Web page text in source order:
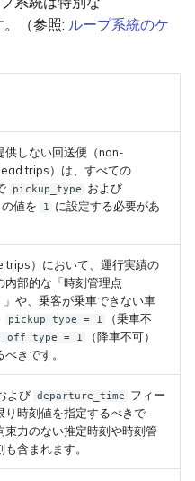
（参照: ループ系統のケ
供しない回送便（non-
trips）は、すべての
pickup_type および
の値を 1
に設定する必要があ
trips）において、運行実績の
内部的な「時刻管理点
」や、乗客が乗車できない車
pickup_type = 1
（乗車不
= 1
（降車不可）
きです。
よび departure_time
フィー
り時刻値を指定するべきで
束力のない推定時刻や時刻管
含まれます。